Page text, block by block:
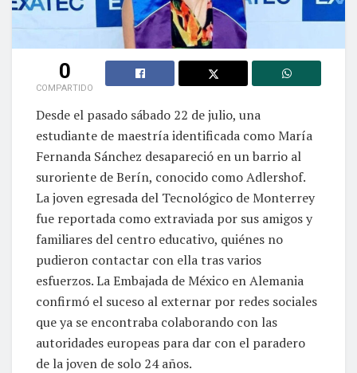
0
COMPARTIDO
Desde el pasado sábado 22 de julio, una
estudiante de maestría identificada como María
Fernanda Sánchez desapareció en un barrio al
suroriente de Berín, conocido como Adlershof.
La joven egresada del Tecnológico de Monterrey
fue reportada como extraviada por sus amigos y
familiares del centro educativo, quiénes no
pudieron contactar con ella tras varios
esfuerzos. La Embajada de México en Alemania
confirmó el suceso al externar por redes sociales
que ya se encontraba colaborando con las
autoridades europeas para dar con el paradero
de la joven de solo 24 años.